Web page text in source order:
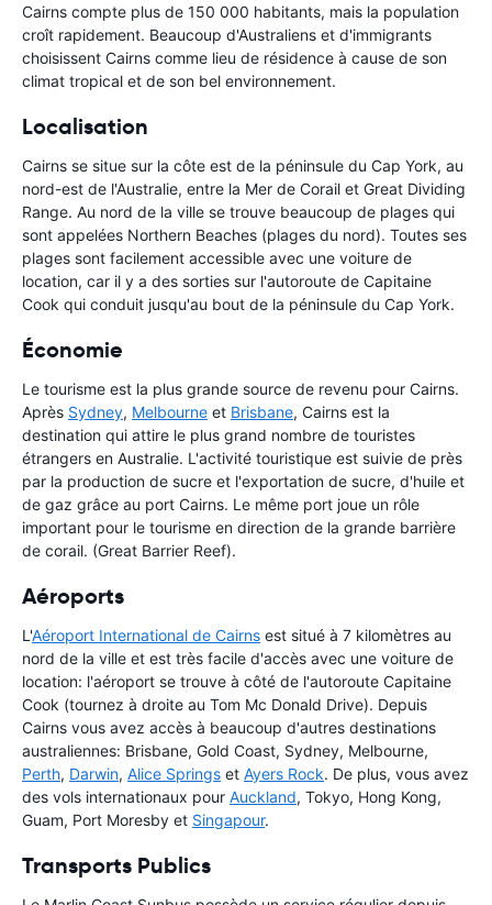
Cairns compte plus de 150 000 habitants, mais la population
croît rapidement. Beaucoup d'Australiens et d'immigrants
choisissent Cairns comme lieu de résidence à cause de son
climat tropical et de son bel environnement.
Localisation
Cairns se situe sur la côte est de la péninsule du Cap York, au
nord-est de l'Australie, entre la Mer de Corail et Great Dividing
Range. Au nord de la ville se trouve beaucoup de plages qui
sont appelées Northern Beaches (plages du nord). Toutes ses
plages sont facilement accessible avec une voiture de
location, car il y a des sorties sur l'autoroute de Capitaine
Cook qui conduit jusqu'au bout de la péninsule du Cap York.
Économie
Le tourisme est la plus grande source de revenu pour Cairns.
Après Sydney, Melbourne et Brisbane, Cairns est la
destination qui attire le plus grand nombre de touristes
étrangers en Australie. L'activité touristique est suivie de près
par la production de sucre et l'exportation de sucre, d'huile et
de gaz grâce au port Cairns. Le même port joue un rôle
important pour le tourisme en direction de la grande barrière
de corail. (Great Barrier Reef).
Aéroports
L'Aéroport International de Cairns est situé à 7 kilomètres au
nord de la ville et est très facile d'accès avec une voiture de
location: l'aéroport se trouve à côté de l'autoroute Capitaine
Cook (tournez à droite au Tom Mc Donald Drive). Depuis
Cairns vous avez accès à beaucoup d'autres destinations
australiennes: Brisbane, Gold Coast, Sydney, Melbourne,
Perth, Darwin, Alice Springs et Ayers Rock. De plus, vous avez
des vols internationaux pour Auckland, Tokyo, Hong Kong,
Guam, Port Moresby et Singapour.
Transports Publics